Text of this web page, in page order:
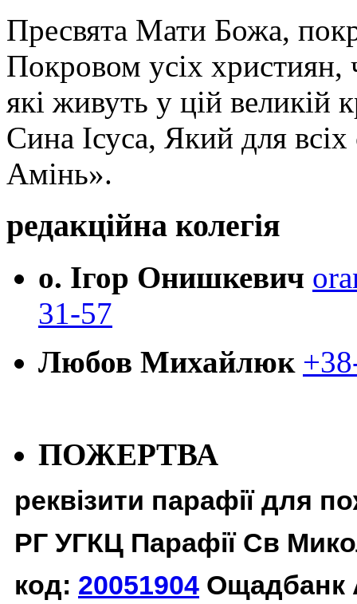
Пресвята Мати Божа,
Покровом усіх християн,
які живуть у цій великій
Сина Ісуса, Який для
Амінь».
редакційна колегія
о. Ігор Онишкевич
31-57
Любов Михайлюк
ПОЖЕРТВА
реквізити парафії для
РГ УГКЦ Парафії Св
код: 20051904 Ощадбанк